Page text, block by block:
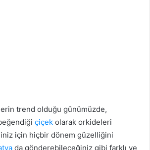
trend olduğu günümüzde,
çiçek olarak orkideleri
için hiçbir dönem güzelliğini
da gönderebileceğiniz gibi farklı ve